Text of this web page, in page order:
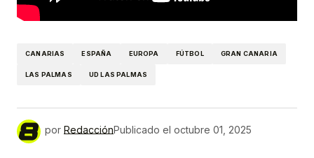
CANARIAS ESPAÑA EUROPA FÚTBOL GRAN CANARIA
LAS PALMAS UD LAS PALMAS
por RedacciónPublicado el octubre 01, 2025